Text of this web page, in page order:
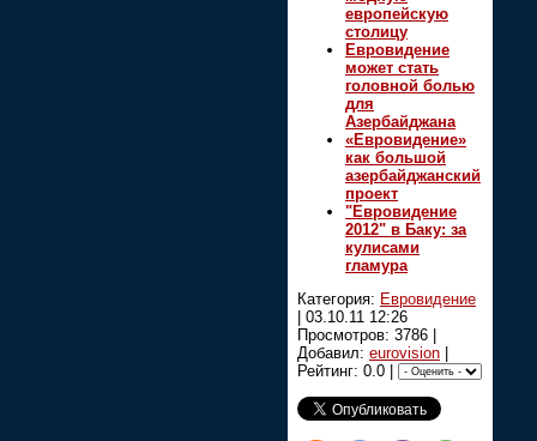
европейскую
столицу
Евровидение
может стать
головной болью
для
Азербайджана
«Евровидение»
как большой
азербайджанский
проект
"Евровидение
2012" в Баку: за
кулисами
гламура
Категория: Евровидение
03.10.11 12:26
Просмотров: 3786 |
Добавил: eurovision
Рейтинг: 0.0 |